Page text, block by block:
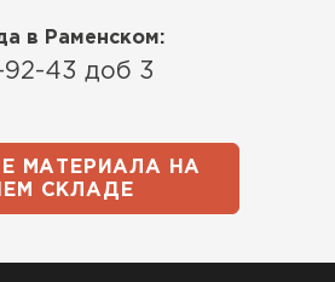
в Раменском:
92-43 доб 3
МАТЕРИАЛА НА
СКЛАДЕ